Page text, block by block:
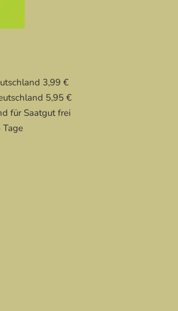
3,99 €
5,95 €
für Saatgut frei